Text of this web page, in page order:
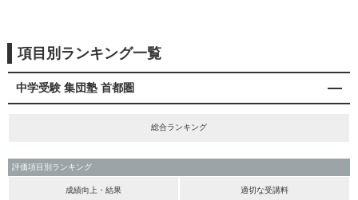
項目別ランキング一覧
中学受験 集団塾 首都圏
総合ランキング
評価項目別ランキング
成績向上・結果 適切な受講料